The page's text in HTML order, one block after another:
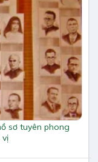
sơ tuyên phong
vị